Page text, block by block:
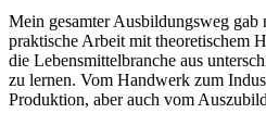
Mein gesamter Ausbildungsweg
praktische Arbeit mit theoretischem
die Lebensmittelbranche aus
zu lernen. Vom Handwerk zum
Produktion, aber auch vom